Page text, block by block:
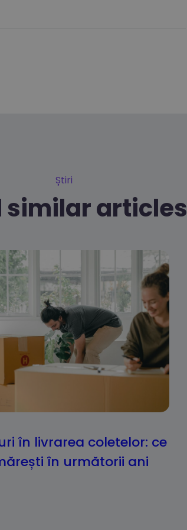
Știri
similar articles
în livrarea coletelor: ce
în următorii ani